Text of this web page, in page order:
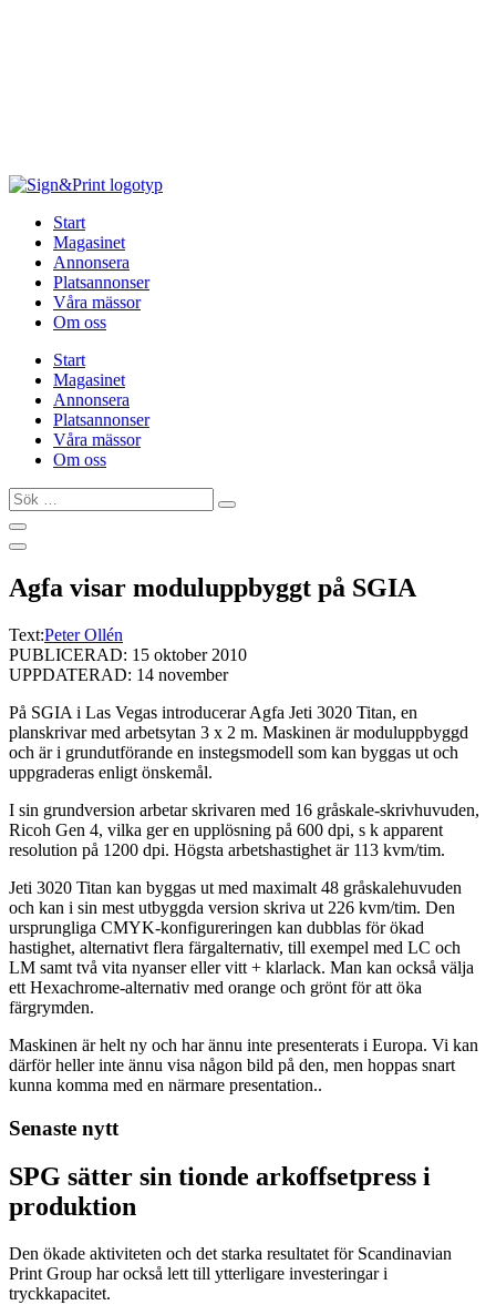
Start
Magasinet
Annonsera
Platsannonser
Våra mässor
Om oss
Start
Magasinet
Annonsera
Platsannonser
Våra mässor
Om oss
Sök
…
Agfa visar moduluppbyggt på SGIA
Text:Peter Ollén
PUBLICERAD: 15 oktober 2010
UPPDATERAD: 14 november
På SGIA i Las Vegas introducerar Agfa Jeti 3020 Titan, en
planskrivar med arbetsytan 3 x 2 m. Maskinen är moduluppbyggd
och är i grundutförande en instegsmodell som kan byggas ut och
uppgraderas enligt önskemål.
I sin grundversion arbetar skrivaren med 16 gråskale-skrivhuvuden,
Ricoh Gen 4, vilka ger en upplösning på 600 dpi, s k apparent
resolution på 1200 dpi. Högsta arbetshastighet är 113 kvm/tim.
Jeti 3020 Titan kan byggas ut med maximalt 48 gråskalehuvuden
och kan i sin mest utbyggda version skriva ut 226 kvm/tim. Den
ursprungliga CMYK-konfigureringen kan dubblas för ökad
hastighet, alternativt flera färgalternativ, till exempel med LC och
LM samt två vita nyanser eller vitt + klarlack. Man kan också välja
ett Hexachrome-alternativ med orange och grönt för att öka
färgrymden.
Maskinen är helt ny och har ännu inte presenterats i Europa. Vi kan
därför heller inte ännu visa någon bild på den, men hoppas snart
kunna komma med en närmare presentation..
Senaste nytt
SPG sätter sin tionde arkoffsetpress i
produktion
Den ökade aktiviteten och det starka resultatet för Scandinavian
Print Group har också lett till ytterligare investeringar i
tryckkapacitet.